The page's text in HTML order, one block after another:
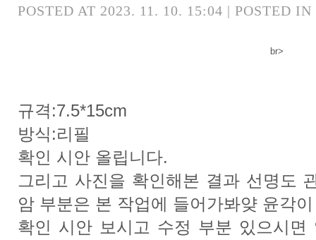
POSTED AT 2023. 11. 10. 15:04 | POSTED IN
br>
규격:7.5*15cm
방식:리필
확인 시안 올립니다.
그리고 사진을 확인해본 결과 선명도
암 부분은 본 작업에 들어가봐얒 윤각
확인 시안 보시고 수정 부분 있으시면